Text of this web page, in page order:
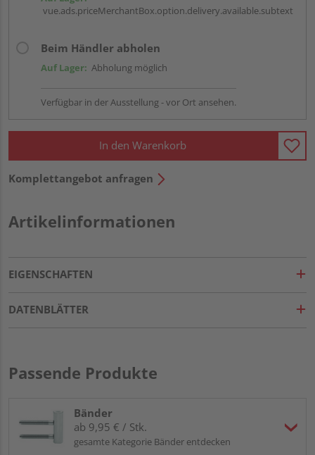
vue.ads.priceMerchantBox.option.delivery.available.subtext
Beim Händler abholen
Auf Lager: Abholung möglich
Verfügbar in der Ausstellung - vor Ort ansehen.
In den Warenkorb
Komplettangebot anfragen
Artikelinformationen
EIGENSCHAFTEN
DATENBLÄTTER
Passende Produkte
Bänder
ab 9,95 € / Stk.
gesamte Kategorie Bänder entdecken